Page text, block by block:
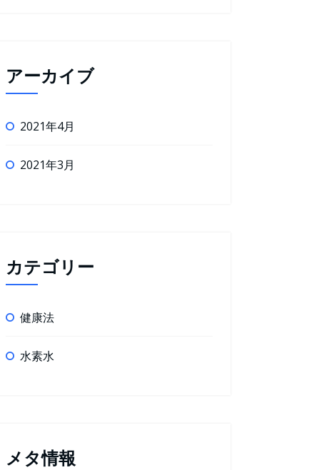
アーカイブ
2021年4月
2021年3月
カテゴリー
健康法
水素水
メタ情報